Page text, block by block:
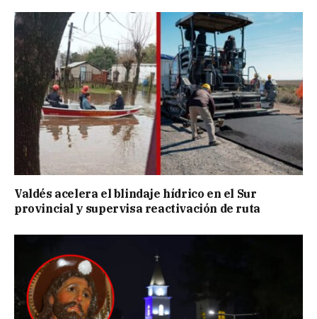
Valdés acelera el blindaje hídrico en el Sur
provincial y supervisa reactivación de ruta